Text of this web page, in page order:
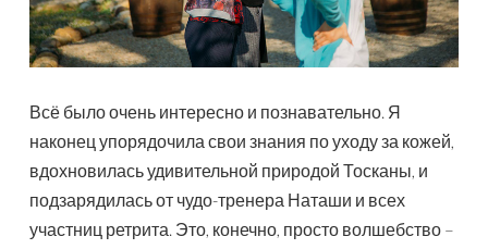
Всё было очень интересно и познавательно. Я
наконец упорядочила свои знания по уходу за кожей,
вдохновилась удивительной природой Тосканы, и
подзарядилась от чудо-тренера Наташи и всех
участниц ретрита. Это, конечно, просто волшебство –